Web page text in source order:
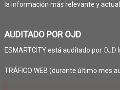
la información más relevante y
AUDITADO POR OJD
ESMARTCITY está auditado por OJD
TRÁFICO WEB (durante último mes